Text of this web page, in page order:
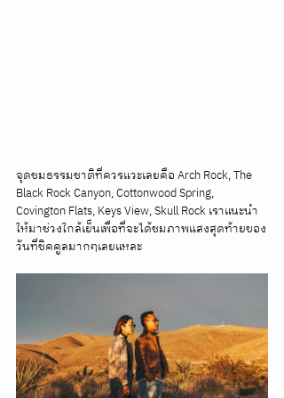
จุดชมธรรมชาติที่ควรแวะเลยคือ Arch Rock, The
Black Rock Canyon, Cottonwood Spring,
Covington Flats, Keys View, Skull Rock เราแนะนำ
ให้มาช่วงใกล้เย็นเพื่อที่จะได้ชมภาพแสงสุดท้ายของ
วันที่ชิคคูลมากๆเลยแหละ